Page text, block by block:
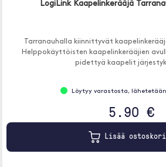
LogiLink Kaapelinkerääjä
Tarranauhalla kiinnittyvät
Helppokäyttöisten kaapelinkerääjien
pidettyä kaapelit
Löytyy varastosta,
5.90 €
Lisää